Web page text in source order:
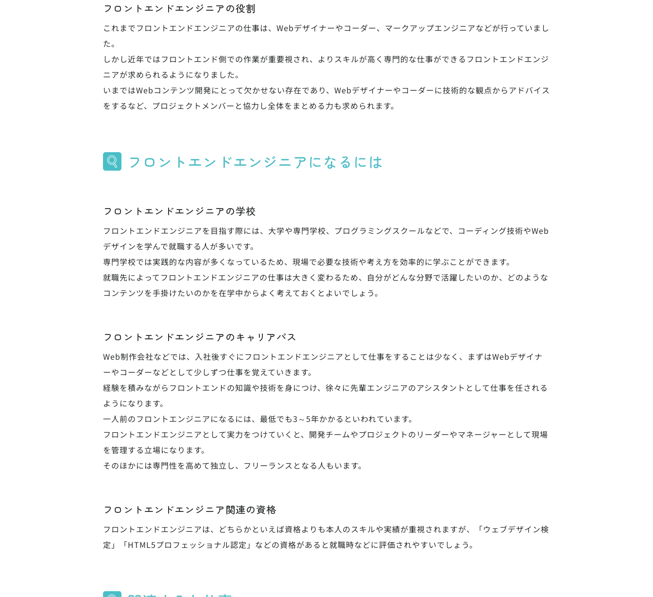
フロントエンドエンジニアの役割
これまでフロントエンドエンジニアの仕事は、Webデザイナーやコーダー、マークアップエンジニアなどが行っていまし
た。
しかし近年ではフロントエンド側での作業が重要視され、よりスキルが高く専門的な仕事ができるフロントエンドエンジ
ニアが求められるようになりました。
いまではWebコンテンツ開発にとって欠かせない存在であり、Webデザイナーやコーダーに技術的な観点からアドバイス
をするなど、プロジェクトメンバーと協力し全体をまとめる力も求められます。
フロントエンドエンジニアになるには
フロントエンドエンジニアの学校
フロントエンドエンジニアを目指す際には、大学や専門学校、プログラミングスクールなどで、コーディング技術やWeb
デザインを学んで就職する人が多いです。
専門学校では実践的な内容が多くなっているため、現場で必要な技術や考え方を効率的に学ぶことができます。
就職先によってフロントエンドエンジニアの仕事は大きく変わるため、自分がどんな分野で活躍したいのか、どのような
コンテンツを手掛けたいのかを在学中からよく考えておくとよいでしょう。
フロントエンドエンジニアのキャリアパス
Web制作会社などでは、入社後すぐにフロントエンドエンジニアとして仕事をすることは少なく、まずはWebデザイナ
ーやコーダーなどとして少しずつ仕事を覚えていきます。
経験を積みながらフロントエンドの知識や技術を身につけ、徐々に先輩エンジニアのアシスタントとして仕事を任される
ようになります。
一人前のフロントエンジニアになるには、最低でも3～5年かかるといわれています。
フロントエンドエンジニアとして実力をつけていくと、開発チームやプロジェクトのリーダーやマネージャーとして現場
を管理する立場になります。
そのほかには専門性を高めて独立し、フリーランスとなる人もいます。
フロントエンドエンジニア関連の資格
フロントエンドエンジニアは、どちらかといえば資格よりも本人のスキルや実績が重視されますが、「ウェブデザイン検
定」「HTML5プロフェッショナル認定」などの資格があると就職時などに評価されやすいでしょう。